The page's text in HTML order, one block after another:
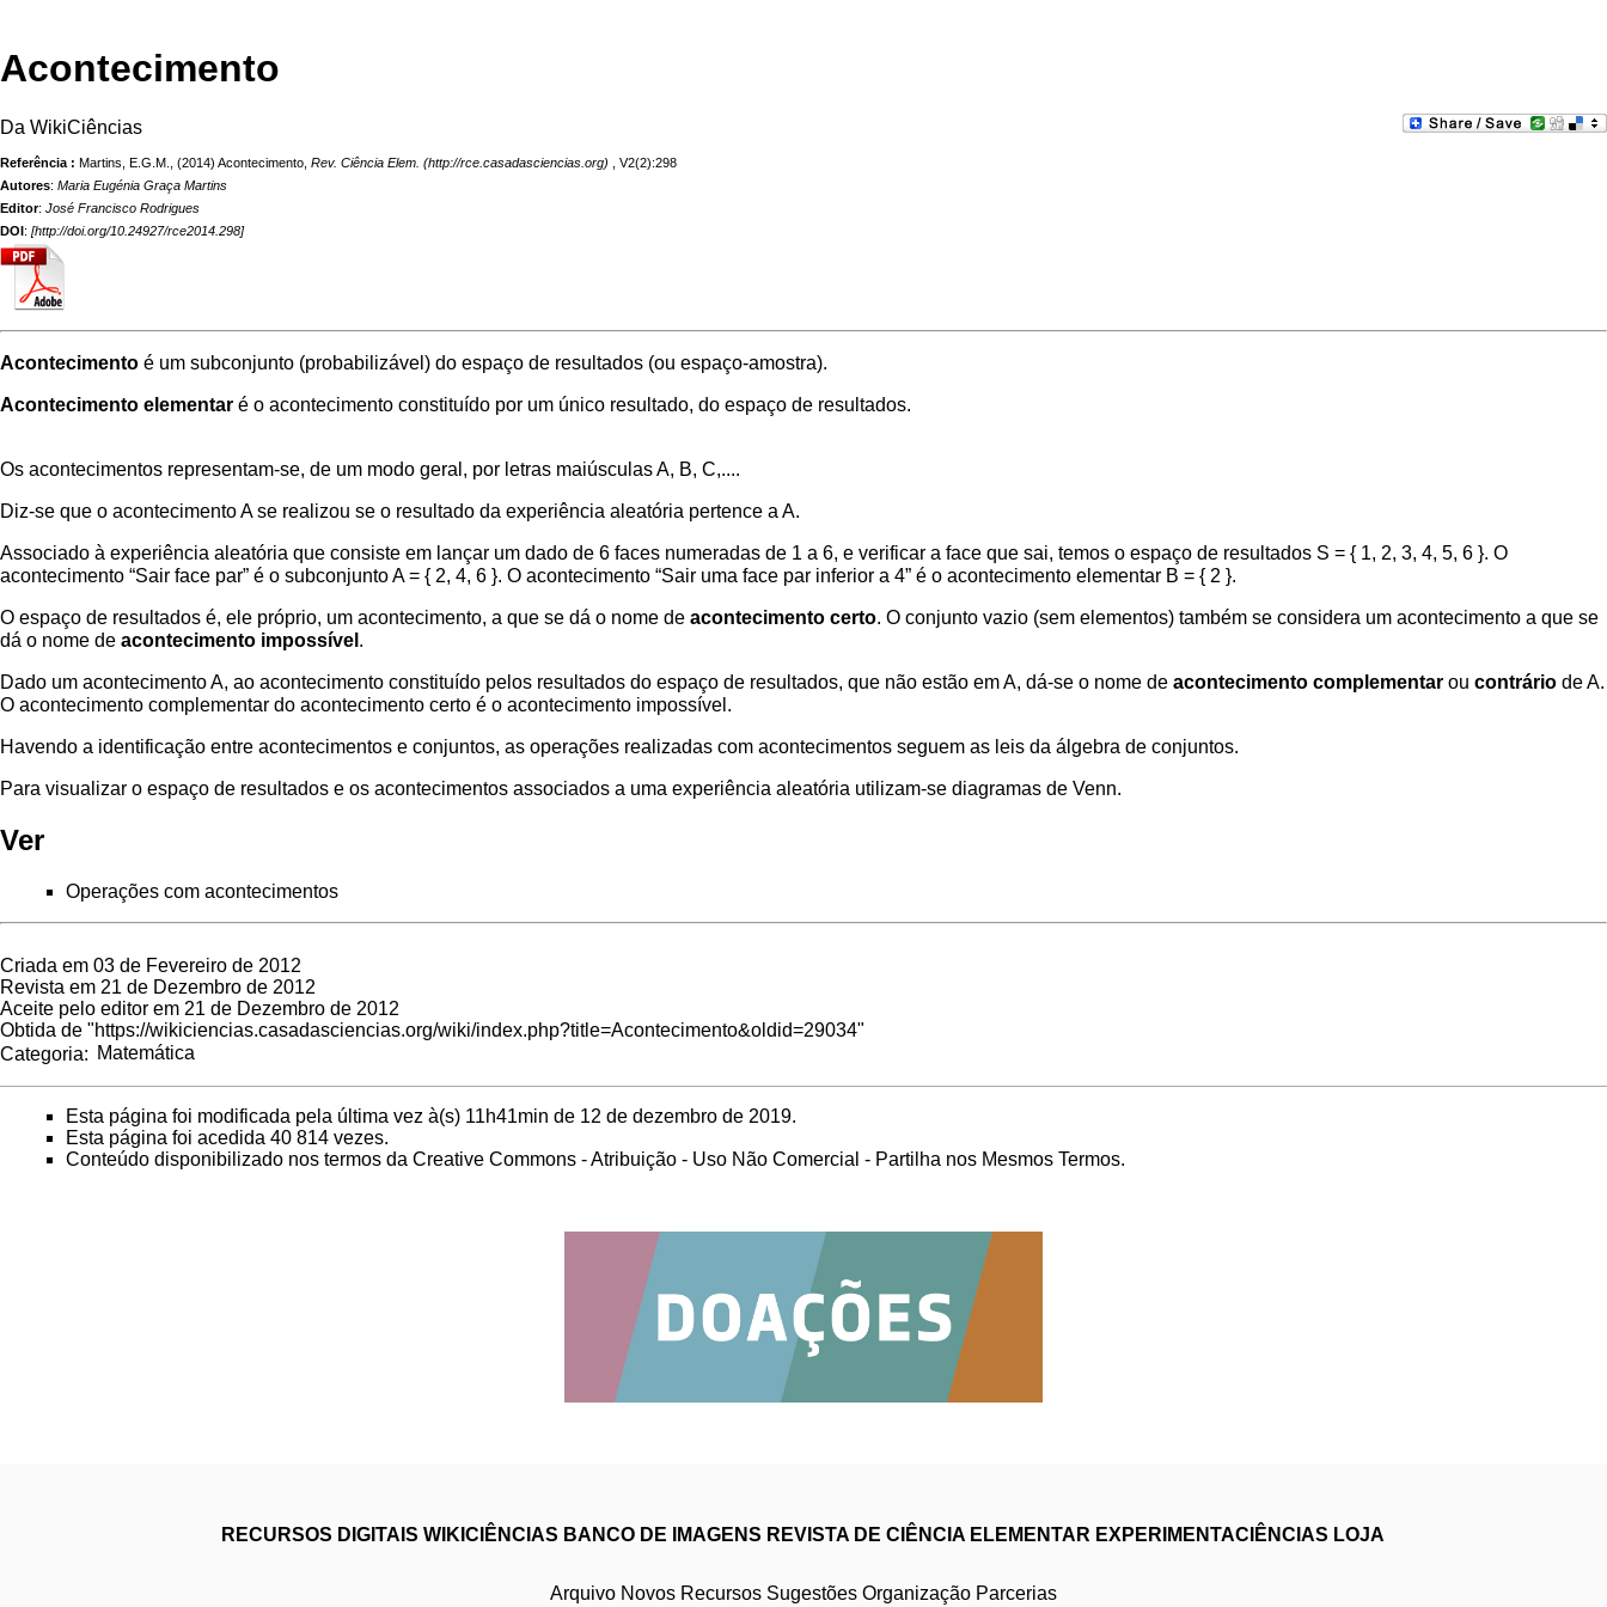
Acontecimento
Da WikiCiências
Referência : Martins, E.G.M., (2014) Acontecimento, Rev. Ciência Elem.
, V2(2):298
Autores: Maria Eugénia Graça Martins
Editor: José Francisco Rodrigues
DOI: [http://doi.org/10.24927/rce2014.298]
Acontecimento é um subconjunto (probabilizável) do espaço de resultados (ou espaço-amostra).
Acontecimento elementar é o acontecimento constituído por um único resultado, do espaço de resultados.
Os acontecimentos representam-se, de um modo geral, por letras maiúsculas A, B, C,....
Diz-se que o acontecimento A se realizou se o resultado da experiência aleatória pertence a A.
Associado à experiência aleatória que consiste em lançar um dado de 6 faces numeradas de 1 a 6, e verificar a face que sai, temos o espaço de resultados S = { 1, 2, 3, 4, 5, 6 }. O
acontecimento “Sair face par” é o subconjunto A = { 2, 4, 6 }. O acontecimento “Sair uma face par inferior a 4” é o acontecimento elementar B = { 2 }.
O espaço de resultados é, ele próprio, um acontecimento, a que se dá o nome de acontecimento certo. O conjunto vazio (sem elementos) também se considera um acontecimento a que se
dá o nome de acontecimento impossível .
Dado um acontecimento A, ao acontecimento constituído pelos resultados do espaço de resultados, que não estão em A, dá-se o nome de acontecimento complementar ou contrário de A.
O acontecimento complementar do acontecimento certo é o acontecimento impossível.
Havendo a identificação entre acontecimentos e conjuntos, as operações realizadas com acontecimentos seguem as leis da álgebra de conjuntos.
Para visualizar o espaço de resultados e os acontecimentos associados a uma experiência aleatória utilizam-se diagramas de Venn.
Ver
Operações com acontecimentos
Criada em 03 de Fevereiro de 2012
Revista em 21 de Dezembro de 2012
Aceite pelo editor em 21 de Dezembro de 2012
Obtida de "https://wikiciencias.casadasciencias.org/wiki/index.php?title=Acontecimento&oldid=29034"
Categoria: Matemática
Esta página foi modificada pela última vez à(s) 11h41min de 12 de dezembro de 2019.
Esta página foi acedida 40 814 vezes.
Conteúdo disponibilizado nos termos da Creative Commons - Atribuição - Uso Não Comercial - Partilha nos Mesmos Termos.
RECURSOS DIGITAIS WIKICIÊNCIAS BANCO DE IMAGENS REVISTA DE CIÊNCIA ELEMENTAR EXPERIMENTACIÊNCIAS LOJA
Arquivo Novos Recursos Sugestões Organização Parcerias